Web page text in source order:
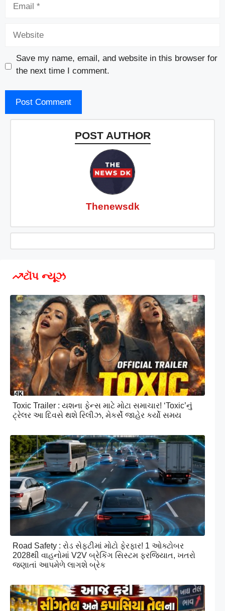
Save my name, email, and website in this browser for
the next time I comment.
POST AUTHOR
Thenewsdk
ટૉપ ન્યૂઝ
Toxic Trailer : યશના ફેન્સ માટે મોટા સમાચાર! ‘Toxic’નું
ટ્રેલર આ દિવસે થશે રિલીઝ, મેકર્સે જાહેર કર્યો સમય
Road Safety : રોડ સેફ્ટીમાં મોટો ફેરફાર! 1 ઓક્ટોબર
2028થી વાહનોમાં V2V બ્રેકિંગ સિસ્ટમ ફરજિયાત, ખતરો
જણાતાં આપમેળે લાગશે બ્રેક